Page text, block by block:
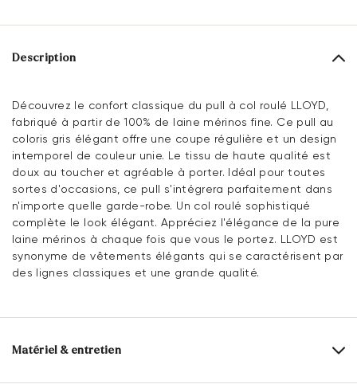
Description
Découvrez le confort classique du pull à col roulé LLOYD,
fabriqué à partir de 100% de laine mérinos fine. Ce pull au
coloris gris élégant offre une coupe régulière et un design
intemporel de couleur unie. Le tissu de haute qualité est
doux au toucher et agréable à porter. Idéal pour toutes
sortes d'occasions, ce pull s'intégrera parfaitement dans
n'importe quelle garde-robe. Un col roulé sophistiqué
complète le look élégant. Appréciez l'élégance de la pure
laine mérinos à chaque fois que vous le portez. LLOYD est
synonyme de vêtements élégants qui se caractérisent par
des lignes classiques et une grande qualité.
Matériel & entretien